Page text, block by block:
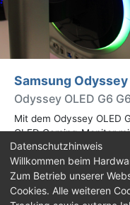
Samsung Odyssey
Odyssey OLED G6
Mit dem Odyssey OLED
OLED Gaming-Monitor
WQHD-Auflösung an.
Herz und Nieren geprüft.
Datenschutzhinweis
Willkommen beim
Zum Betrieb unserer
Cookies. Alle weiteren